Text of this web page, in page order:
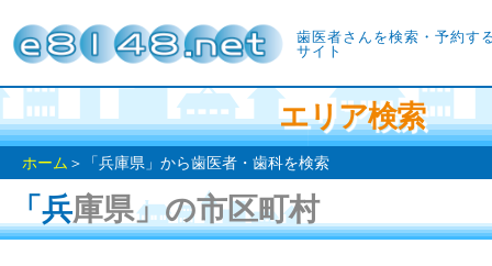
歯医者さんを検索・予約す
サイト
エリア検索
ホーム ＞「兵庫県」から歯医者・歯科を検索
「兵庫県」の市区町村